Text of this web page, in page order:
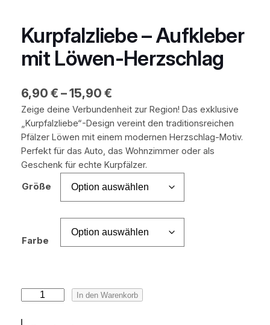
Kurpfalzliebe – Aufkleber
mit Löwen-Herzschlag
6,90 € –15,90 €
Zeige deine Verbundenheit zur Region! Das exklusive
„Kurpfalzliebe“-Design vereint den traditionsreichen
Pfälzer Löwen mit einem modernen Herzschlag-Motiv.
Perfekt für das Auto, das Wohnzimmer oder als
Geschenk für echte Kurpfälzer.
Größe
Farbe
r
In den Warenkorb